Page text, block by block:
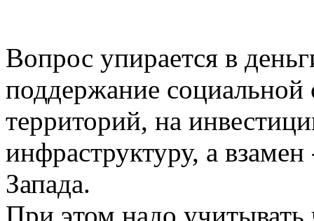
Вопрос упирается в
поддержание
территорий, на
инфраструктуру, а
Запада.